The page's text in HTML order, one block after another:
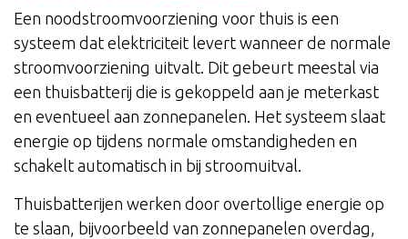
Een noodstroomvoorziening voor thuis is een
systeem dat elektriciteit levert wanneer de normale
stroomvoorziening uitvalt. Dit gebeurt meestal via
een thuisbatterij die is gekoppeld aan je meterkast
en eventueel aan zonnepanelen. Het systeem slaat
energie op tijdens normale omstandigheden en
schakelt automatisch in bij stroomuitval.
Thuisbatterijen werken door overtollige energie op
te slaan, bijvoorbeeld van zonnepanelen overdag,